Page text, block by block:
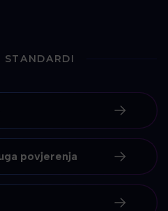
STANDARDI
povjerenja